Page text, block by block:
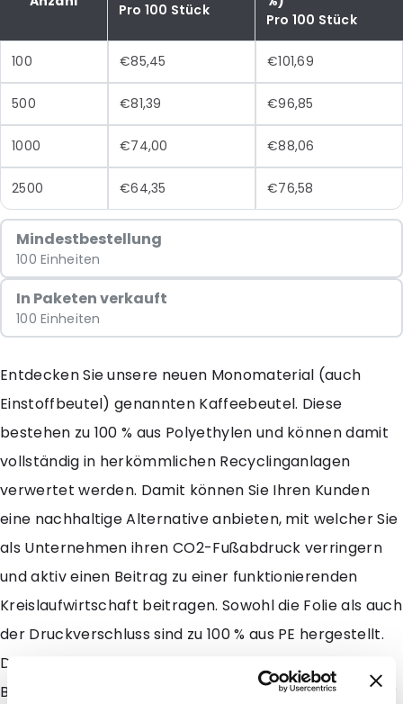
Pro 100 Stück
Pro 100 Stück
100 €85,45 €101,69
500 €81,39 €96,85
1000 €74,00 €88,06
2500 €64,35 €76,58
Mindestbestellung
100 Einheiten
In Paketen verkauft
100 Einheiten
Entdecken Sie unsere neuen Monomaterial (auch
Einstoffbeutel) genannten Kaffeebeutel. Diese
bestehen zu 100 % aus Polyethylen und können damit
vollständig in herkömmlichen Recyclinganlagen
verwertet werden. Damit können Sie Ihren Kunden
eine nachhaltige Alternative anbieten, mit welcher Sie
als Unternehmen ihren CO2-Fußabdruck verringern
und aktiv einen Beitrag zu einer funktionierenden
Kreislaufwirtschaft beitragen. Sowohl die Folie als auch
der Druckverschluss sind zu 100 % aus PE hergestellt.
Dank einer zusätzlichen Beschichtung für bessere
Barriereeigenschaften sind die Produkte trotzdem vor